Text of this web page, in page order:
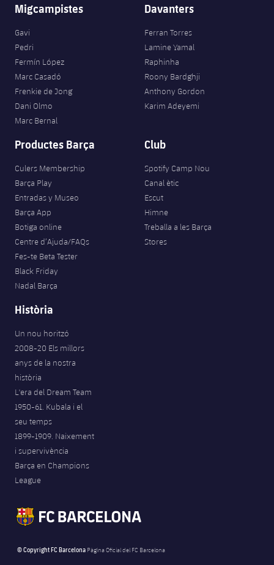
Migcampistes
Gavi
Pedri
Fermín López
Marc Casadó
Frenkie de Jong
Dani Olmo
Marc Bernal
Davanters
Ferran Torres
Lamine Yamal
Raphinha
Roony Bardghji
Anthony Gordon
Karim Adeyemi
Productes Barça
Culers Membership
Barça Play
Entradas y Museo
Barça App
Botiga online
Centre d’Ajuda/FAQs
Fes-te Beta Tester
Black Friday
Nadal Barça
Club
Spotify Camp Nou
Canal ètic
Escut
Himne
Treballa a les Barça
Stores
Història
Un nou horitzó
2008-20 Els millors
anys de la nostra
història
L'era del Dream Team
1950-61. Kubala i el
seu temps
1899-1909. Naixement
i supervivència
Barça en Champions
League
© Copyright FC Barcelona Pàgina Oficial del FC Barcelona